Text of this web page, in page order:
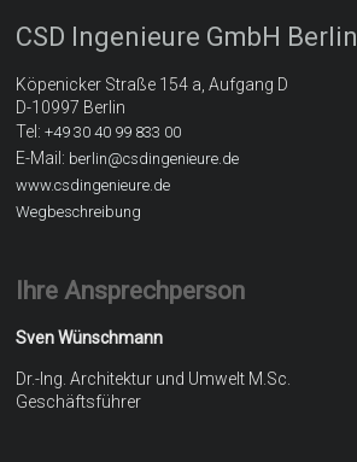
CSD Ingenieure GmbH Berlin
Köpenicker Straße 154 a, Aufgang D
D-10997 Berlin
Tel:+49 30 40 99 833 00
E-Mail: berlin@csdingenieure.de
www.csdingenieure.de
Wegbeschreibung
Ihre Ansprechperson
Sven Wünschmann
Dr.-Ing. Architektur und Umwelt M.Sc.
Geschäftsführer